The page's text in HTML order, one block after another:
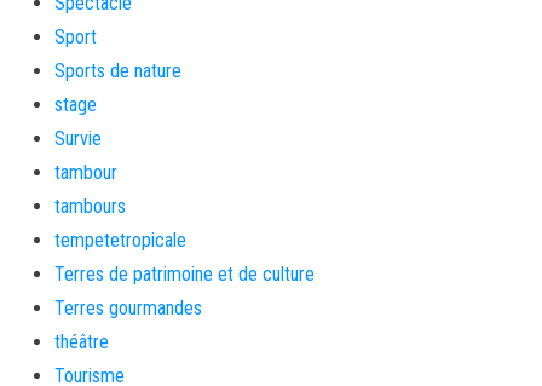
Sport
Sports de nature
stage
Survie
tambour
tambours
tempetetropicale
Terres de patrimoine et de culture
Terres gourmandes
théâtre
Tourisme